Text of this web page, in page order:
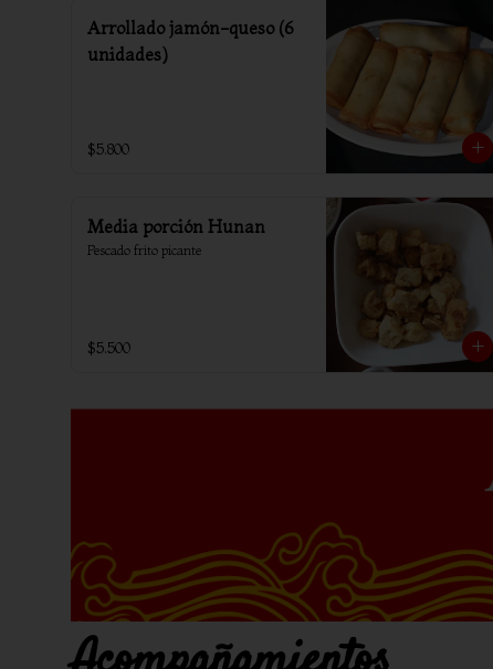
Arrollado jamón-queso (6
unidades)
$5.800
Media porción Hunan
Pescado frito picante
$5.500